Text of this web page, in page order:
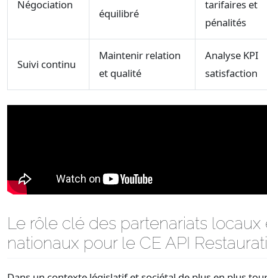
Négociation
équilibré
tarifaires et
pénalités
Suivi continu
Maintenir relation
et qualité
Analyse KPI
satisfaction
Le rôle clé des partenariats locaux
nationaux pour le CE API